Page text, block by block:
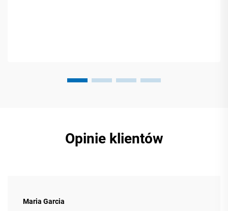
Opinie klientów
Maria Garcia